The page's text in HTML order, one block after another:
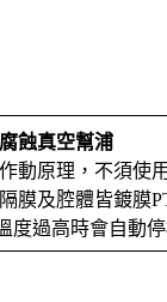
蝕真空幫浦
動原理，不須使
膜及腔體皆鍍膜
度過高時會自動